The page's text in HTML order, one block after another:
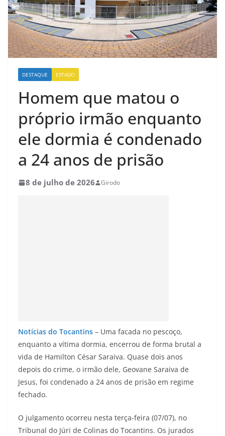
DESTAQUE ESTADO
Homem que matou o
próprio irmão enquanto
ele dormia é condenado
a 24 anos de prisão
8 de julho de 2026 Girodo
Notícias do Tocantins – Uma facada no pescoço,
enquanto a vítima dormia, encerrou de forma brutal a
vida de Hamilton César Saraiva. Quase dois anos
depois do crime, o irmão dele, Geovane Saraiva de
Jesus, foi condenado a 24 anos de prisão em regime
fechado.
O julgamento ocorreu nesta terça-feira (07/07), no
Tribunal do Júri de Colinas do Tocantins. Os jurados